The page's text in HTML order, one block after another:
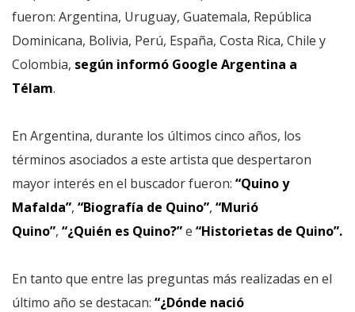
fueron: Argentina, Uruguay, Guatemala, República
Dominicana, Bolivia, Perú, España, Costa Rica, Chile y
Colombia, según informó Google Argentina a
Télam.
En Argentina, durante los últimos cinco años, los
términos asociados a este artista que despertaron
mayor interés en el buscador fueron: “Quino y
Mafalda”, “Biografía de Quino”, “Murió
Quino”, “¿Quién es Quino?”e “Historietas de Quino”.
En tanto que entre las preguntas más realizadas en el
último año se destacan: “¿Dónde nació